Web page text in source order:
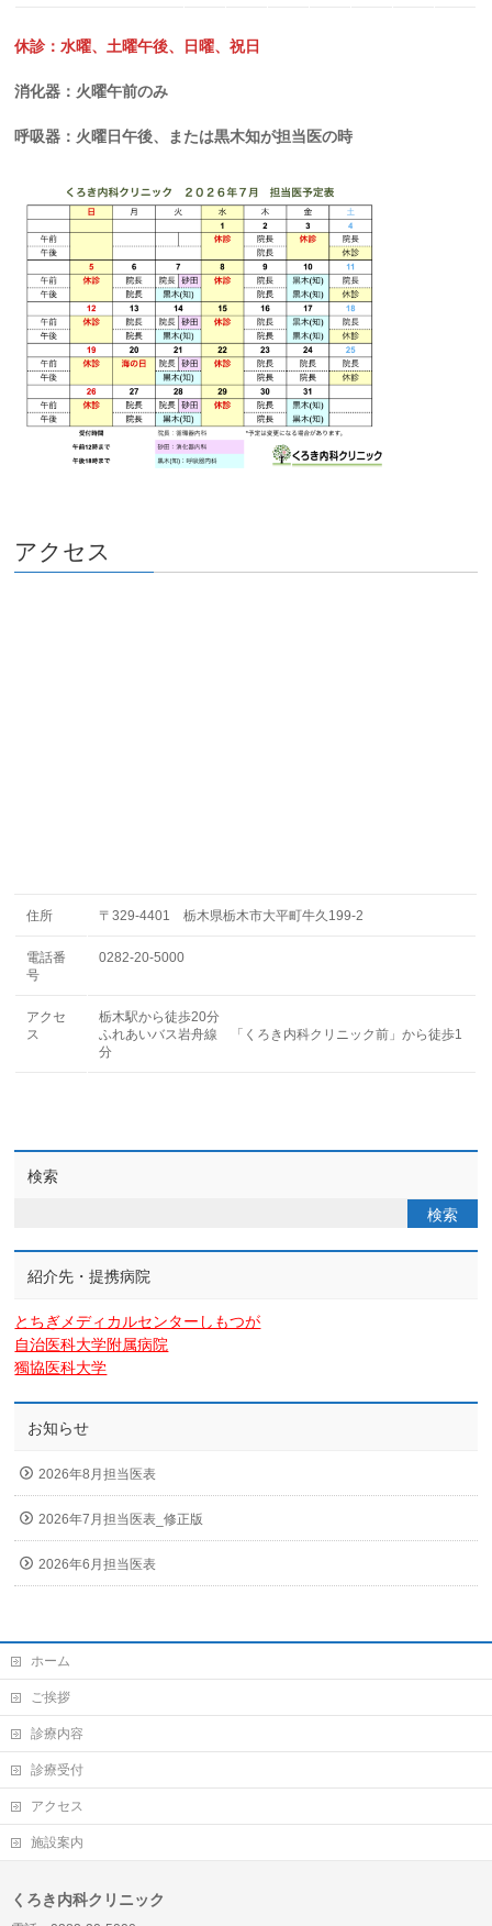
休診：水曜、土曜午後、日曜、祝日
消化器：火曜午前のみ
呼吸器：火曜日午後、または黒木知が担当医の時
アクセス
住所 〒329-4401 栃木県栃木市大平町牛久199-2
電話番
号
0282-20-5000
アクセ
ス
栃木駅から徒歩20分
ふれあいバス岩舟線 「くろき内科クリニック前」から徒歩1
分
検索
紹介先・提携病院
とちぎメディカルセンターしもつが
自治医科大学附属病院
獨協医科大学
お知らせ
2026年8月担当医表
2026年7月担当医表_修正版
2026年6月担当医表
ホーム
ご挨拶
診療内容
診療受付
アクセス
施設案内
くろき内科クリニック